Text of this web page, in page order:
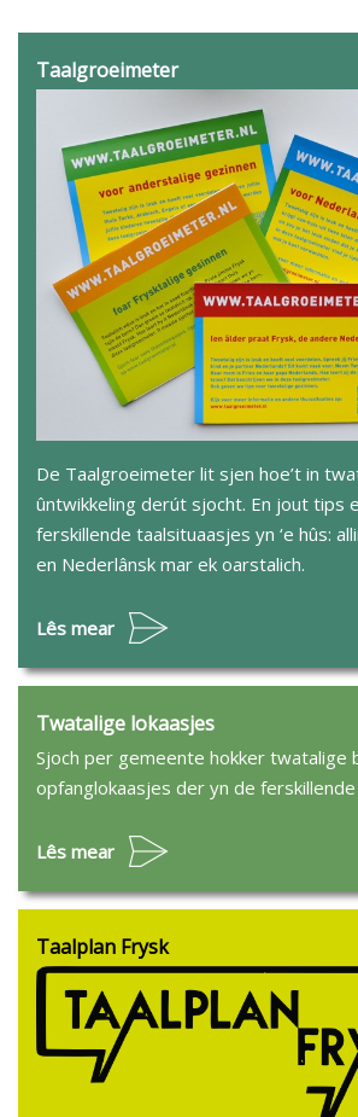
Taalgroeimeter
De Taalgroeimeter lit sjen hoe’t in
ûntwikkeling derút sjocht. En jout tips
ferskillende taalsituaasjes yn ‘e hûs:
en Nederlânsk mar ek oarstalich.
Lês mear
Twatalige lokaasjes
Sjoch per gemeente hokker twatalige
opfanglokaasjes der yn de
Lês mear
Taalplan Frysk